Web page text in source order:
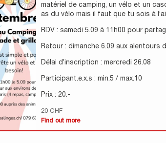
matériel de camping, un vélo et un
as du vélo mais il faut que tu sois à
RDV : samedi 5.09 à 11h00 pour
Retour : dimanche 6.09 aux alentours
Délai d’inscription : mercredi 26.08
Participant.e.x.s : min.5 / max.10
Prix : 20.-
20 CHF
Find out more